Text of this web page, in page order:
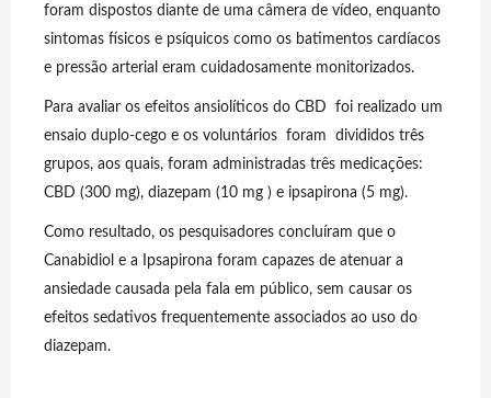
foram dispostos diante de uma câmera de vídeo, enquanto
sintomas físicos e psíquicos como os batimentos cardíacos
e pressão arterial eram cuidadosamente monitorizados.
Para avaliar os efeitos ansiolíticos do CBD foi realizado um
ensaio duplo-cego e os voluntários foram divididos três
grupos, aos quais, foram administradas três medicações:
CBD (300 mg), diazepam (10 mg ) e ipsapirona (5 mg).
Como resultado, os pesquisadores concluíram que o
Canabidiol e a Ipsapirona foram capazes de atenuar a
ansiedade causada pela fala em público, sem causar os
efeitos sedativos frequentemente associados ao uso do
diazepam.